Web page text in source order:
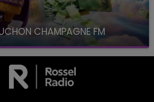
CHAMPAGNE FM
Champagne FM, à 8H10